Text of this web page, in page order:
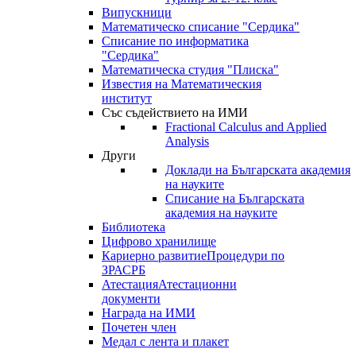
Випускници
Математическо списание "Сердика"
Списание по информатика
"Сердика"
Математическа студия "Плиска"
Известия на Математическия
институт
Със съдействието на ИМИ
Fractional Calculus and Applied
Analysis
Други
Доклади на Българската академия
на науките
Списание на Българската
академия на науките
Библиотека
Цифрово хранилище
Кариерно развитиеПроцедури по
ЗРАСРБ
АтестацияАтестационни
документи
Награда на ИМИ
Почетен член
Медал с лента и плакет